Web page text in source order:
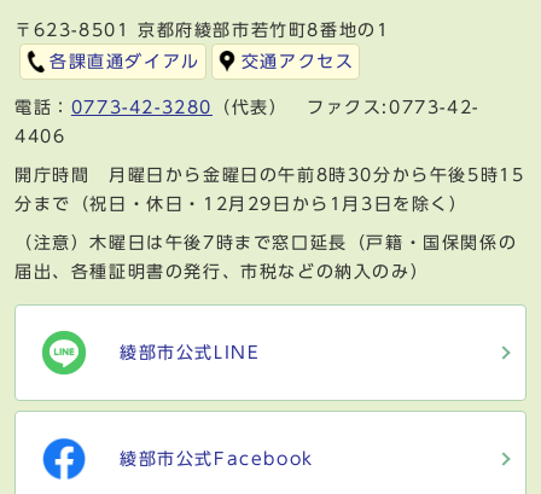
〒623-8501 京都府綾部市若竹町8番地の1
各課直通ダイアル
交通アクセス
電話： 0773-42-3280
（代表） ファクス:0773-42-
4406
開庁時間 月曜日から金曜日の午前8時30分から午後5時15
分まで（祝日・休日・12月29日から1月3日を除く）
（注意）木曜日は午後7時まで窓口延長（戸籍・国保関係の
届出、各種証明書の発行、市税などの納入のみ）
綾部市公式LINE
綾部市公式Facebook